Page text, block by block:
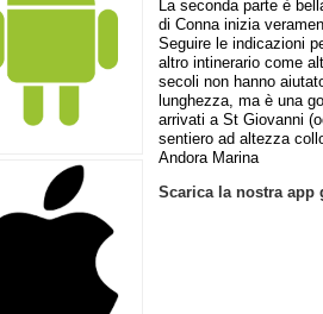
La seconda parte è
di Conna inizia
Seguire le indicazioni
altro intinerario come
secoli non hanno
lunghezza, ma è una
arrivati a St Giovanni
sentiero ad altezza
Andora Marina
Scarica la nostra app